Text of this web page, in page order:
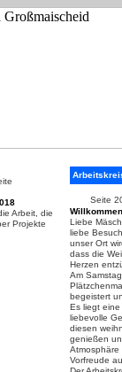
Arbeit, die
Projekte
Seite
Liebe
liebe
unser Ort
dass die
Herzen
Am
begeistert
Es liegt
liebevolle
diesen
genießen
Atmosphäre
Vorfreude